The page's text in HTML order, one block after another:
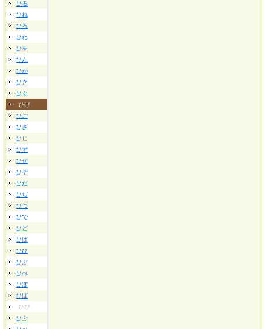
ひる
ひれ
ひろ
ひわ
ひを
ひん
ひが
ひぎ
ひぐ
ひげ
ひご
ひざ
ひじ
ひず
ひぜ
ひぞ
ひだ
ひぢ
ひづ
ひで
ひど
ひば
ひび
ひぶ
ひべ
ひぼ
ひぱ
ひぴ
ひぷ